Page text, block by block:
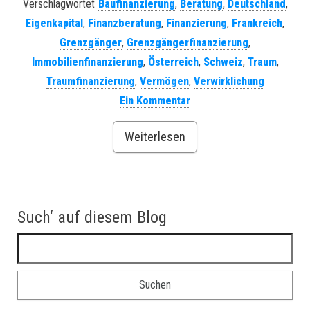
Verschlagwortet Baufinanzierung, Beratung, Deutschland,
Eigenkapital, Finanzberatung, Finanzierung, Frankreich,
Grenzgänger, Grenzgängerfinanzierung,
Immobilienfinanzierung, Österreich, Schweiz, Traum,
Traumfinanzierung, Vermögen, Verwirklichung
Ein Kommentar
Weiterlesen
Such‘ auf diesem Blog